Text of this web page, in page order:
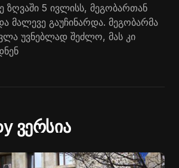
ზღვაში 5 ივლისს, მეგობართან
მალევე გაუჩინარდა. მეგობარმა
უვნებლად შეძლო, მას კი
ვერსია